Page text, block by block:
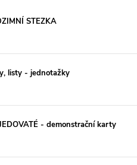
STEZKA
listy - jednotažky
- demonstrační karty